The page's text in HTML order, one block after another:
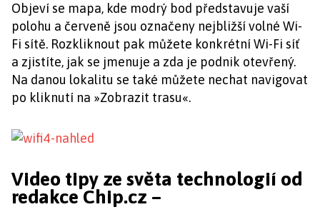
Objeví se mapa, kde modrý bod představuje vaší
polohu a červeně jsou označeny nejbližší volné Wi-
Fi sítě. Rozkliknout pak můžete konkrétní Wi-Fi síť
a zjistíte, jak se jmenuje a zda je podnik otevřený.
Na danou lokalitu se také můžete nechat navigovat
po kliknutí na »Zobrazit trasu«.
Video tipy ze světa technologií od
redakce Chip.cz –